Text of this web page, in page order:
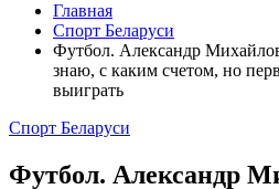
Главная
Спорт Беларуси
Футбол. Александр
знаю, с каким счетом, но
выиграть
Спорт Беларуси
Футбол. Александр